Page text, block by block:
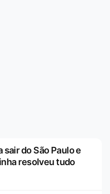
sair do São Paulo e
resolveu tudo